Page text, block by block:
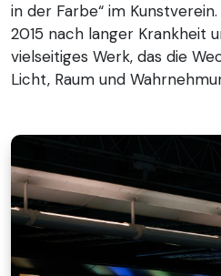
in der Farbe“ im
2015 nach langer Krankheit
vielseitiges Werk, das die
Licht, Raum und